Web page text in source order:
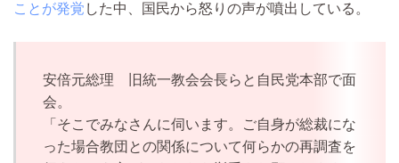
ことが発覚 した中、国民から怒りの声が噴出している。
安倍元総理 旧統一教会会長らと自民党本部で面
会。
「そこでみなさんに伺います。ご自身が総裁にな
った場合教団との関係について何らかの再調査を